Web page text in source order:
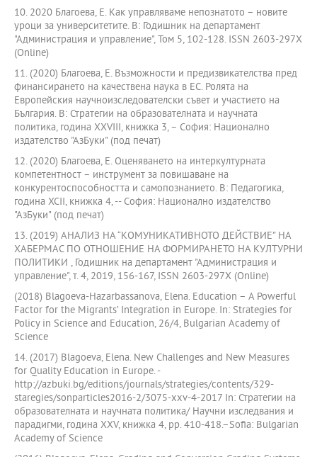
10. 2020 Благоева, Е. Как управляваме непознатото – новите
уроци за университетите. В: Годишник на департамент
"Администрация и управление", Том 5, 102-128. ISSN 2603-297X
(Online)
11. (2020) Благоева, Е. Възможности и предизвикателства пред
финансирането на качествена наука в ЕС. Ролята на
Европейския научноизследователски съвет и участието на
България. В: Стратегии на образователната и научната
политика, година XXVIII, книжка 3, – София: Национално
издателство "АзБуки" (под печат)
12. (2020) Благоева, Е. Оценяването на интеркултурната
компетентност – инструмент за повишаване на
конкурентоспособността и самопознанието. В: Педагогика,
година XCII, книжка 4, -- София: Национално издателство
"АзБуки" (под печат)
13. (2019) АНАЛИЗ НА “КОМУНИКАТИВНОТО ДЕЙСТВИЕ” НА
ХАБЕРМАС ПО ОТНОШЕНИЕ НА ФОРМИРАНЕТО НА КУЛТУРНИ
ПОЛИТИКИ , Годишник на департамент "Администрация и
управление", т. 4, 2019, 156-167, ISSN 2603-297X (Online)
(2018) Blagoeva-Hazarbassanova, Elena. Education – A Powerful
Factor for the Migrants’ Integration in Europe. In: Strategies for
Policy in Science and Education, 26/4, Bulgarian Academy of
Science
14. (2017) Blagoeva, Elena. New Challenges and New Measures
for Quality Education in Europe. -
http://azbuki.bg/editions/journals/strategies/contents/329-
staregies/sonparticles2016-2/3075-xxv-4-2017 In: Стратегии на
образователната и научната политика/ Научни изследвания и
парадигми, година XXV, книжка 4, pp. 410-418.–Sofia: Bulgarian
Academy of Science